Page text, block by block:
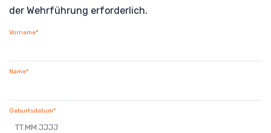
der Wehrführung erforderlich.
Vorname*
Name*
Geburtsdatum*